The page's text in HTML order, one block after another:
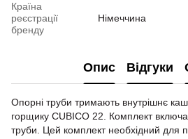
Країна
реєстрації
бренду
Німеччина
Опис Відгуки
Опорні труби тримають внутрішнє
горщику CUBICO 22 . Комплект
труби. Цей комплект необхідний для